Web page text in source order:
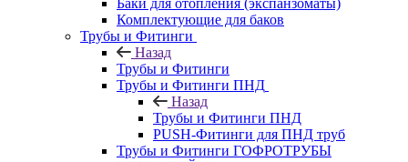
Баки для отопления (экспанзоматы)
Комплектующие для баков
Трубы и Фитинги
Назад
Трубы и Фитинги
Трубы и Фитинги ПНД
Назад
Трубы и Фитинги ПНД
PUSH-Фитинги для ПНД труб
Трубы и Фитинги ГОФРОТРУБЫ